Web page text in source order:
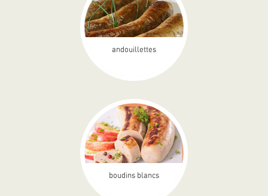
andouillettes
boudins blancs